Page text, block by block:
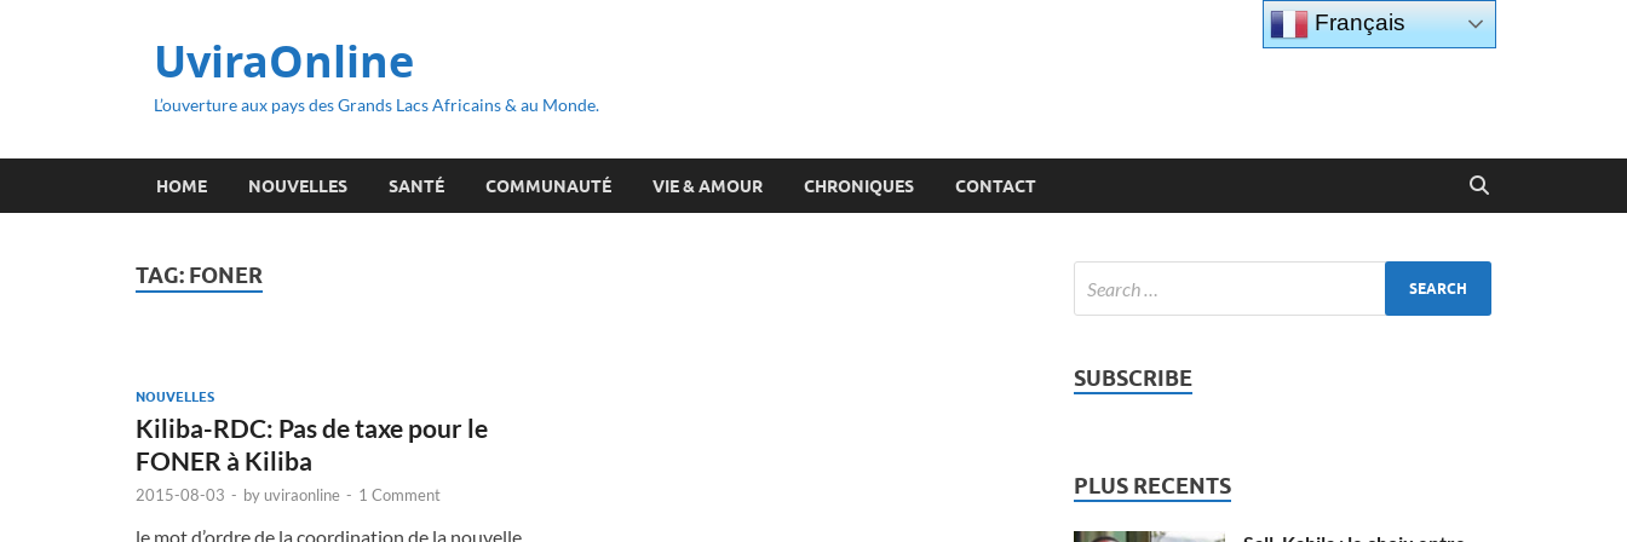
UviraOnline
L’ouverture aux pays des Grands Lacs Africains & au Monde.
HOME NOUVELLES SANTÉ COMMUNAUTÉ VIE & AMOUR CHRONIQUES CONTACT
TAG: FONER
NOUVELLES
Kiliba-RDC: Pas de taxe pour le
FONER à Kiliba
2015-08-03 - byuviraonline - 1 Comment
le mot d’ordre de la coordination de la nouvelle
SUBSCRIBE
PLUS RECENTS
Français